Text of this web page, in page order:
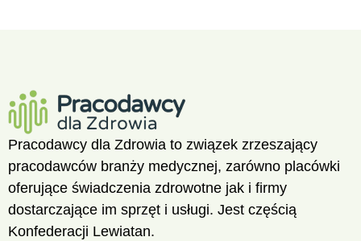
Pracodawcy dla Zdrowia to związek zrzeszający
pracodawców branży medycznej, zarówno placówki
oferujące świadczenia zdrowotne jak i firmy
dostarczające im sprzęt i usługi. Jest częścią
Konfederacji Lewiatan.